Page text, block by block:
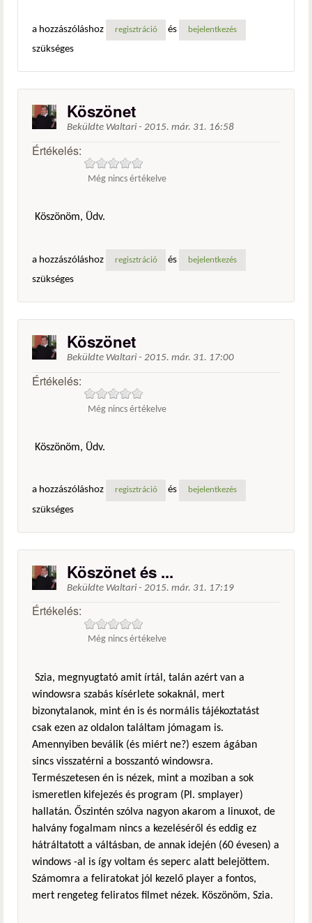
a hozzászóláshoz regisztráció és bejelentkezés
szükséges
Köszönet
Beküldte Waltari - 2015. már. 31. 16:58
Értékelés:
Még nincs értékelve
Köszönöm, Üdv.
a hozzászóláshoz regisztráció és bejelentkezés
szükséges
Köszönet
Beküldte Waltari - 2015. már. 31. 17:00
Értékelés:
Még nincs értékelve
Köszönöm, Üdv.
a hozzászóláshoz regisztráció és bejelentkezés
szükséges
Köszönet és ...
Beküldte Waltari - 2015. már. 31. 17:19
Értékelés:
Még nincs értékelve
Szia, megnyugtató amit írtál, talán azért van a
windowsra szabás kísérlete sokaknál, mert
bizonytalanok, mint én is és normális tájékoztatást
csak ezen az oldalon találtam jómagam is.
Amennyiben beválik (és miért ne?) eszem ágában
sincs visszatérni a bosszantó windowsra.
Természetesen én is nézek, mint a moziban a sok
ismeretlen kifejezés és program (Pl. smplayer)
hallatán. Őszintén szólva nagyon akarom a linuxot, de
halvány fogalmam nincs a kezeléséről és eddig ez
hátráltatott a váltásban, de annak idején (60 évesen) a
windows -al is így voltam és seperc alatt belejöttem.
Számomra a feliratokat jól kezelő player a fontos,
mert rengeteg feliratos filmet nézek. Köszönöm, Szia.